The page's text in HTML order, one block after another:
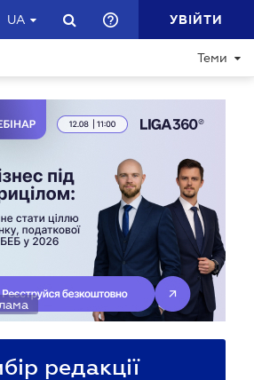
UA УВІЙТИ
Теми
редакції